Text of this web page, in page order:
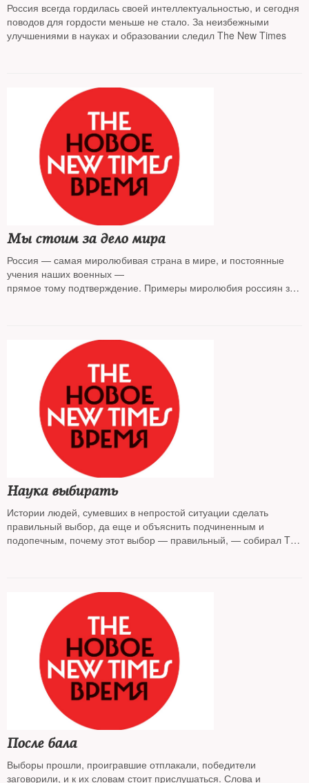
Россия всегда гордилась своей интеллектуальностью, и сегодня
поводов для гордости меньше не стало. За неизбежными
улучшениями в науках и образовании следил The New Times
Мы стоим за дело мира
Россия — самая миролюбивая страна в мире, и постоянные
учения наших военных —
прямое тому подтверждение. Примеры миролюбия россиян за
Наука выбирать
Истории людей, сумевших в непростой ситуации сделать
правильный выбор, да еще и объяснить подчиненным и
подопечным, почему этот выбор — правильный, — собирал The
После бала
Выборы прошли, проигравшие отплакали, победители
заговорили, и к их словам стоит прислушаться. Слова и